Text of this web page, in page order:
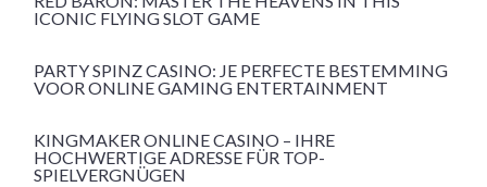
ICONIC FLYING SLOT GAME
PARTY SPINZ CASINO: JE PERFECTE BESTEMMING
VOOR ONLINE GAMING ENTERTAINMENT
KINGMAKER ONLINE CASINO – IHRE
HOCHWERTIGE ADRESSE FÜR TOP-
SPIELVERGNÜGEN